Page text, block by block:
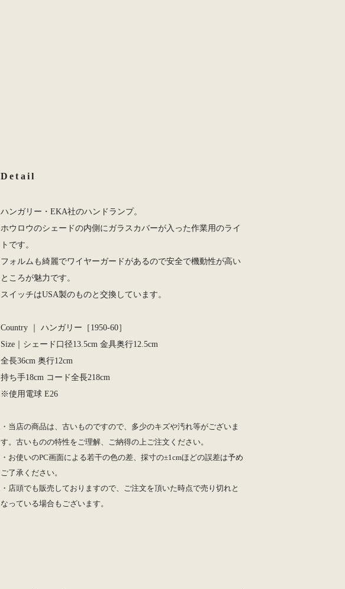
Detail
ハンガリー・EKA社のハンドランプ。
ホウロウのシェードの内側にガラスカバーが入った作業用のライ
トです。
フォルムも綺麗でワイヤーガードがあるので安全で機動性が高い
ところが魅力です。
スイッチはUSA製のものと交換しています。
Country ｜ ハンガリー［1950-60］
Size｜シェード口径13.5cm 金具奥行12.5cm
全長36cm 奥行12cm
持ち手18cm コード全長218cm
※使用電球 E26
・当店の商品は、古いものですので、多少のキズや汚れ等がございま
す。古いものの特性をご理解、ご納得の上ご注文ください。
・お使いのPC画面による若干の色の差、採寸の±1cmほどの誤差は予め
ご了承ください。
・店頭でも販売しておりますので、ご注文を頂いた時点で売り切れと
なっている場合もございます。